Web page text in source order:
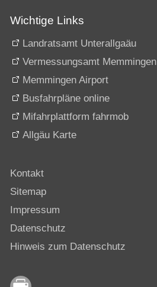
Wichtige Links
Landratsamt Unterallgaäu
Vermessungsamt Memmingen
Memmingen Airport
Busfahrpläne online
Mifahrplattform fahrmob
Allgäu Karte
Kontakt
Sitemap
Impressum
Datenschutz
Hinweis zum Datenschutz